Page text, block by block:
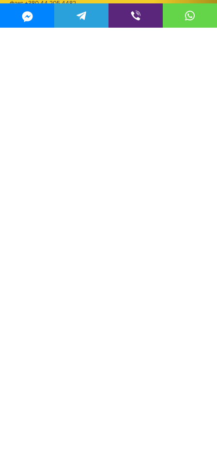
факс +380 44 205 4482
ДЛЯ РЕЗЮМЕ
kadry@m2.tv